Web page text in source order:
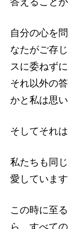
自分の心を
なたがご存
スに委ねず
それ以外の
かと私は思い
そしてそれ
私たちも同
愛しています
この時に至
ら、すべて